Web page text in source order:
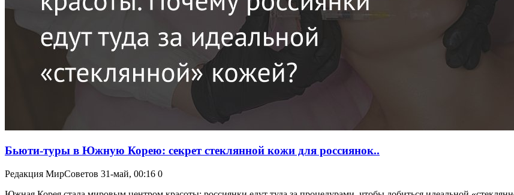
Бьюти-туры в Южную Корею: секрет стеклянной кожи для россиянок..
Редакция МирСоветов 31-май, 00:16 0